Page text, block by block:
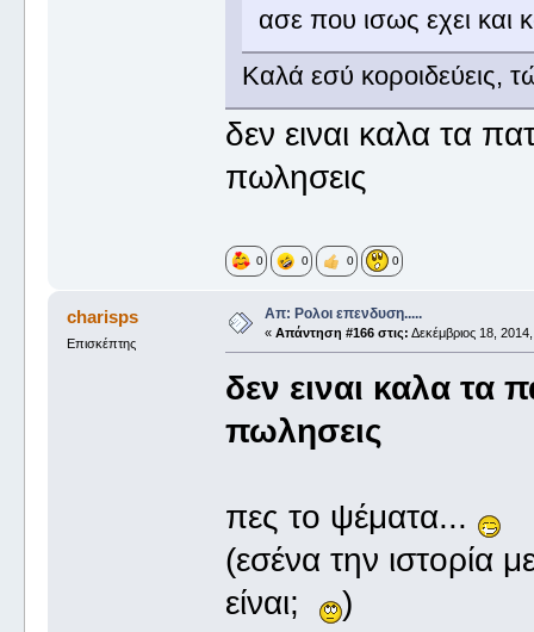
ασε που ισως εχει και
Καλά εσύ κοροιδεύεις,
δεν ειναι καλα τα
πωλησεις
0 0 0 0
charisps
Επισκέπτης
Απ: Ρολοι επενδυση.....
« Απάντηση #166 στις: Δεκέμβριος 18,
δεν ειναι καλα τα
πωλησεις
πες το ψέματα...
(εσένα την ιστορία
είναι;
)